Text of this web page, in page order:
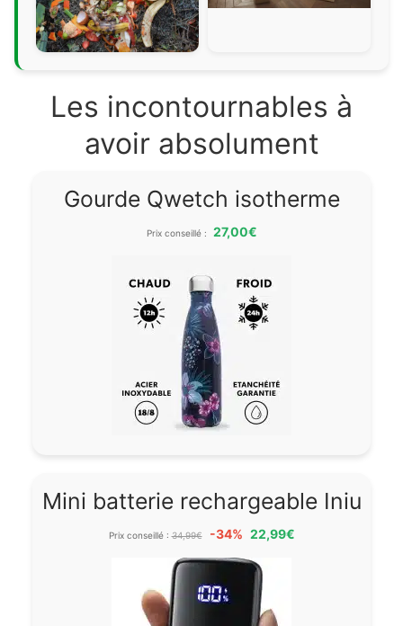
Les incontournables à
avoir absolument
Gourde Qwetch isotherme
Prix conseillé : 27,00€
Mini batterie rechargeable Iniu
Prix conseillé :34,99€ -34% 22,99€